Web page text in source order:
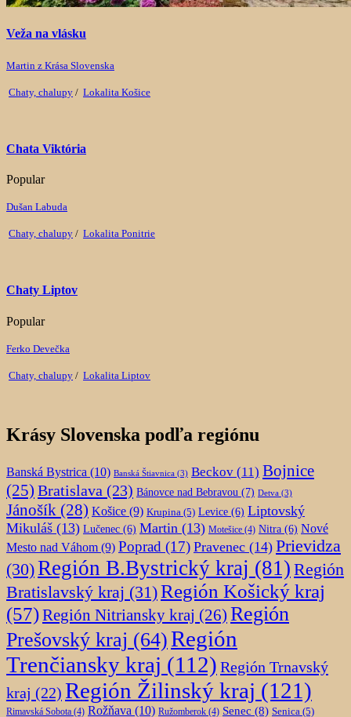
Veža na vlásku
Martin z Krása Slovenska
Chaty, chalupy / Lokalita Košice
Chata Viktória
Popular
Dušan Labuda
Chaty, chalupy / Lokalita Ponitrie
Chaty Liptov
Popular
Ferko Devečka
Chaty, chalupy / Lokalita Liptov
Krásy Slovenska podľa regiónu
Banská Bystrica (10) Banská Štiavnica (3) Beckov (11) Bojnice
(25) Bratislava (23) Bánovce nad Bebravou (7) Detva (3)
Jánošík (28) Košice (9) Krupina (5) Levice (6) Liptovský
Mikuláš (13) Lučenec (6) Martin (13) Motešice (4) Nitra (6) Nové
Mesto nad Váhom (9) Poprad (17) Pravenec (14) Prievidza
(30)Región B.Bystrický kraj (81) Región
Bratislavský kraj (31)Región Košický kraj
(57)Región Nitriansky kraj (26) Región
Prešovský kraj (64)Región
Trenčiansky kraj (112) Región Trnavský
kraj (22) Región Žilinský kraj (121)
Rimavská Sobota (4) Rožňava (10) Ružomberok (4) Senec (8) Senica (5)